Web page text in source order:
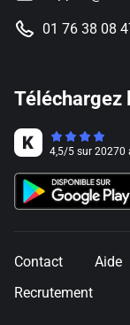
01 76 38 08
Téléchargez
4,5/5 sur 20270
Contact Aide
Recrutement